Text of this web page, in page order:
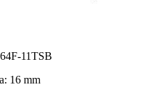
11TSB
16 mm